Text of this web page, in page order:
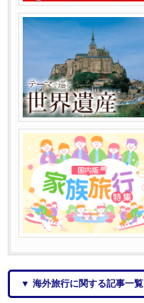
▼ 海外旅行に関する記事一覧